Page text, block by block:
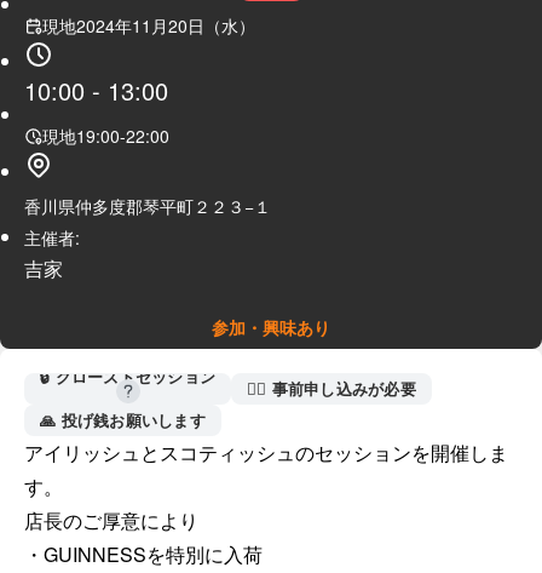
現地2024年11月20日（水）
10:00 - 13:00
現地19:00-22:00
香川県仲多度郡琴平町２２３−１
主催者:
吉家
参加・興味あり
🔒 クローズドセッション
🙋‍♀️ 事前申し込みが必要
🙏 投げ銭お願いします
アイリッシュとスコティッシュのセッションを開催しま
す。
店長のご厚意により
・GUINNESSを特別に入荷